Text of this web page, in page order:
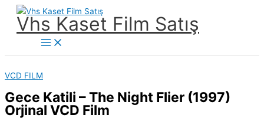
İçeriğe
Vhs Kaset Film Satış
Main
Menu
VCD FILM
Gece Katili – The Night Flier (1997)
Orjinal VCD Film